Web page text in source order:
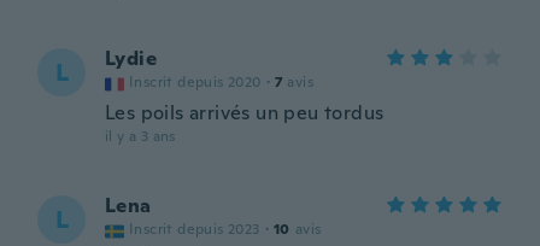
L Lydie
Inscrit depuis 2020 · 7 avis
Les poils arrivés un peu tordus
il y a 3 ans
L Lena
Inscrit depuis 2023 · 10 avis